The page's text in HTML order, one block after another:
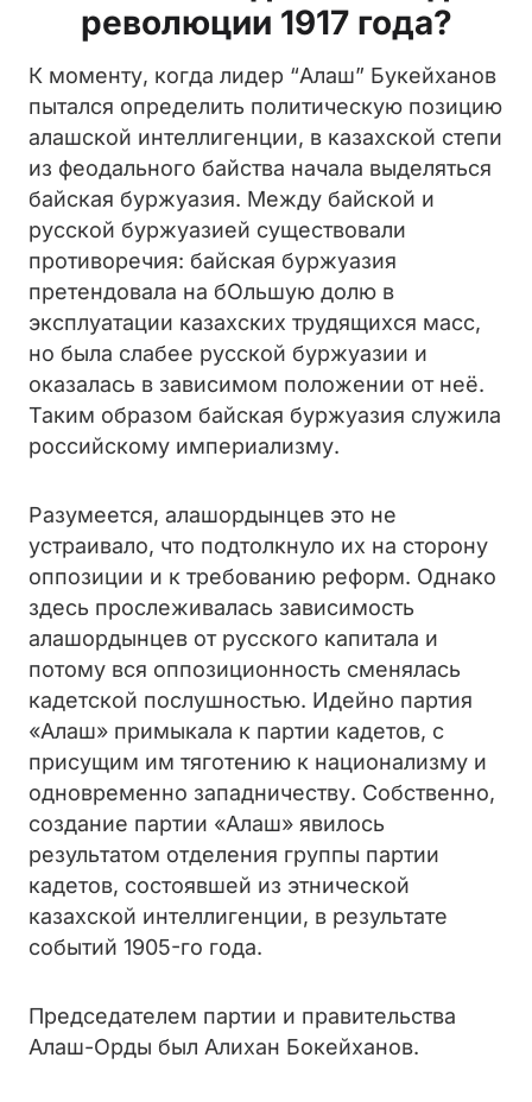
революции 1917 года?
К моменту, когда лидер “Алаш” Букейханов
пытался определить политическую позицию
алашской интеллигенции, в казахской степи
из феодального байства начала выделяться
байская буржуазия. Между байской и
русской буржуазией существовали
противоречия: байская буржуазия
претендовала на бОльшую долю в
эксплуатации казахских трудящихся масс,
но была слабее русской буржуазии и
оказалась в зависимом положении от неё.
Таким образом байская буржуазия служила
российскому империализму.
Разумеется, алашордынцев это не
устраивало, что подтолкнуло их на сторону
оппозиции и к требованию реформ. Однако
здесь прослеживалась зависимость
алашордынцев от русского капитала и
потому вся оппозиционность сменялась
кадетской послушностью. Идейно партия
«Алаш» примыкала к партии кадетов, с
присущим им тяготению к национализму и
одновременно западничеству. Собственно,
создание партии «Алаш» явилось
результатом отделения группы партии
кадетов, состоявшей из этнической
казахской интеллигенции, в результате
событий 1905-го года.
Председателем партии и правительства
Алаш-Орды был Алихан Бокейханов.